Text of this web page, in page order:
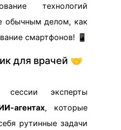
технологий
обычным делом, как
смартфонов! 📱
для врачей 🤝
сессии эксперты
агентах, которые
рутинные задачи